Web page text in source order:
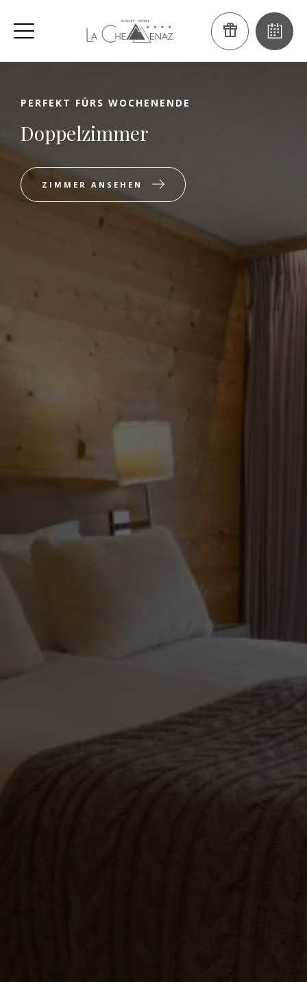
PERFEKT FÜRS WOCHENENDE
Doppelzimmer
ZIMMER ANSEHEN